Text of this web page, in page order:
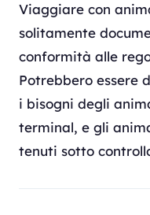
Viaggiare con
solitamente
conformità alle
Potrebbero essere
i bisogni degli
terminal, e gli
tenuti sotto